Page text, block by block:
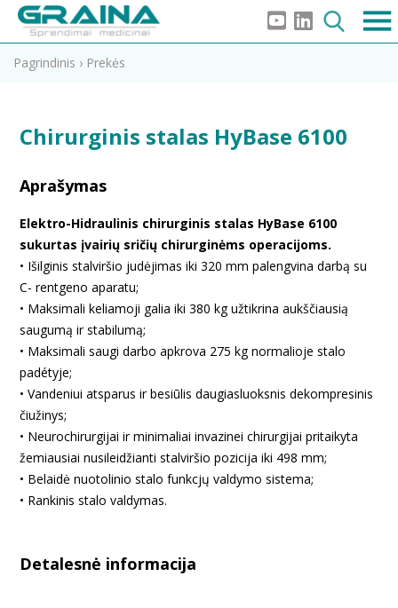
Pagrindinis › Prekės
Chirurginis stalas HyBase 6100
Aprašymas
Elektro-Hidraulinis chirurginis stalas HyBase 6100
sukurtas įvairių sričių chirurginėms operacijoms.
• Išilginis stalviršio judėjimas iki 320 mm palengvina darbą su
C- rentgeno aparatu;
• Maksimali keliamoji galia iki 380 kg užtikrina aukščiausią
saugumą ir stabilumą;
• Maksimali saugi darbo apkrova 275 kg normalioje stalo
padétyje;
• Vandeniui atsparus ir besiūlis daugiasluoksnis dekompresinis
čiužinys;
• Neurochirurgijai ir minimaliai invazinei chirurgijai pritaikyta
žemiausiai nusileidžianti stalviršio pozicija iki 498 mm;
• Belaidė nuotolinio stalo funkcjų valdymo sistema;
• Rankinis stalo valdymas.
Detalesnė informacija